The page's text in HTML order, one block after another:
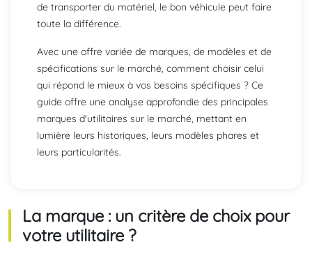
de transporter du matériel, le bon véhicule peut faire
toute la différence.
Avec une offre variée de marques, de modèles et de
spécifications sur le marché, comment choisir celui
qui répond le mieux à vos besoins spécifiques ? Ce
guide offre une analyse approfondie des principales
marques d'utilitaires sur le marché, mettant en
lumière leurs historiques, leurs modèles phares et
leurs particularités.
La marque : un critère de choix pour
votre utilitaire ?